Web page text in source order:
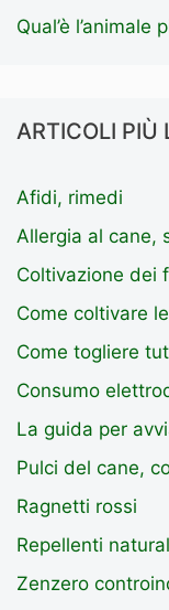
Qual’è l’animale
ARTICOLI PIÙ
Afidi, rimedi
Allergia al cane,
Coltivazione dei
Come coltivare
Come togliere
Consumo
La guida per
Pulci del cane,
Ragnetti rossi
Repellenti
Zenzero